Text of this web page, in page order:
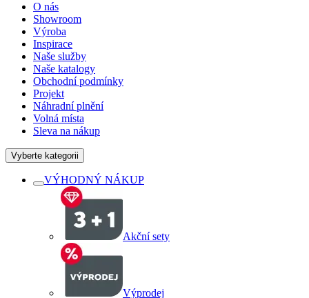
O nás
Showroom
Výroba
Inspirace
Naše služby
Naše katalogy
Obchodní podmínky
Projekt
Náhradní plnění
Volná místa
Sleva na nákup
Vyberte kategorii
VÝHODNÝ NÁKUP
Akční sety
Výprodej